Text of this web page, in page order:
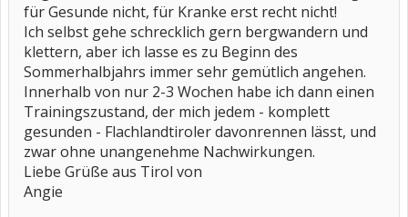
für Gesunde nicht, für Kranke erst recht nicht!
Ich selbst gehe schrecklich gern bergwandern und
klettern, aber ich lasse es zu Beginn des
Sommerhalbjahrs immer sehr gemütlich angehen.
Innerhalb von nur 2-3 Wochen habe ich dann einen
Trainingszustand, der mich jedem - komplett
gesunden - Flachlandtiroler davonrennen lässt, und
zwar ohne unangenehme Nachwirkungen.
Liebe Grüße aus Tirol von
Angie